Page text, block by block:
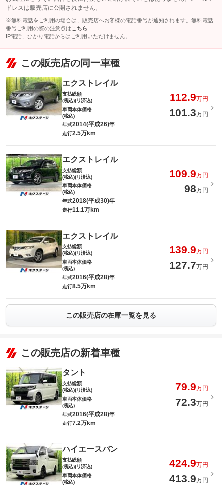
ドレスは販売店に公開されません。
※無料電話をご利用の場合は、販売店へお客様の電話番号が通知されます。無料電話
番号ご利用の際の注意点は こちら
IP電話、ひかり電話からはご利用いただけません。
この販売店の同一車種
エクストレイル
支払総額
(税込)(リ済込)
112.9万円
車両本体価格
(税込)
101.3万円
年式2014(平成26)年
走行2.5万km
エクストレイル
支払総額
(税込)(リ済込)
109.9万円
車両本体価格
(税込)
98万円
年式2018(平成30)年
走行11.1万km
エクストレイル
支払総額
(税込)(リ済込)
139.9万円
車両本体価格
(税込)
127.7万円
年式2016(平成28)年
走行8.5万km
この販売店の在庫一覧を見る
この販売店の新着車種
タント
支払総額
(税込)(リ済込)
79.9万円
車両本体価格
(税込)
72.3万円
年式2016(平成28)年
走行7.2万km
ハイエースバン
支払総額
(税込)(リ済込)
424.9万円
車両本体価格
(税込)
413.9万円